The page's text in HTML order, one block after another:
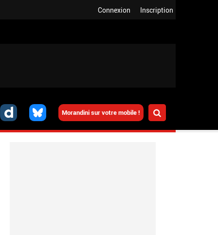
Inscription
Connexion
Morandini sur votre mobile !